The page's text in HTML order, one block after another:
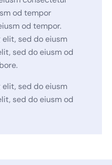
od tempor
od tempor.
sed do eiusm
sed do eiusm od
sed do eiusm
sed do eiusm od